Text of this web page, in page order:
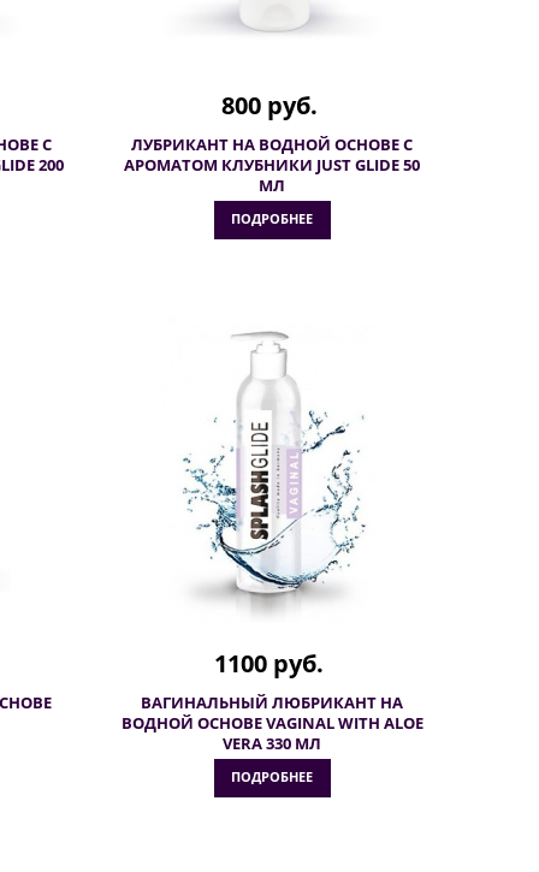
С
200
800 руб.
ЛУБРИКАНТ НА ВОДНОЙ ОСНОВЕ С
АРОМАТОМ КЛУБНИКИ JUST GLIDE 50
МЛ
ПОДРОБНЕЕ
1100 руб.
ВАГИНАЛЬНЫЙ ЛЮБРИКАНТ НА
ВОДНОЙ ОСНОВЕ VAGINAL WITH ALOE
VERA 330 МЛ
ПОДРОБНЕЕ